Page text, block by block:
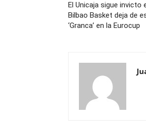
El Unicaja sigue invicto
Bilbao Basket deja de
‘Granca’ en la Eurocup